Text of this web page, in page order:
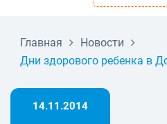
Главная
Новости
Дни здорового ребенка в
14.11.2014